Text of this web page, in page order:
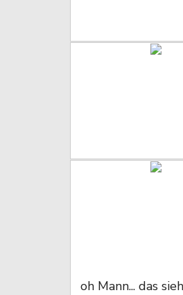
oh Mann... das